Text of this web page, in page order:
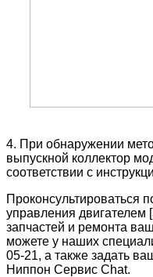
4. При обнаружении
выпускной коллектор
соответствии с
Проконсультироваться
управления двигателем
запчастей и ремонта
можете у наших
05-21, а также задать
Ниппон Сервис Chat.